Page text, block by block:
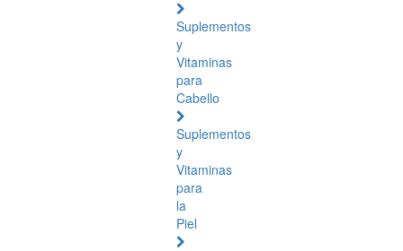
Suplementos
y
Vitaminas
para
Cabello
Suplementos
y
Vitaminas
para
la
Piel